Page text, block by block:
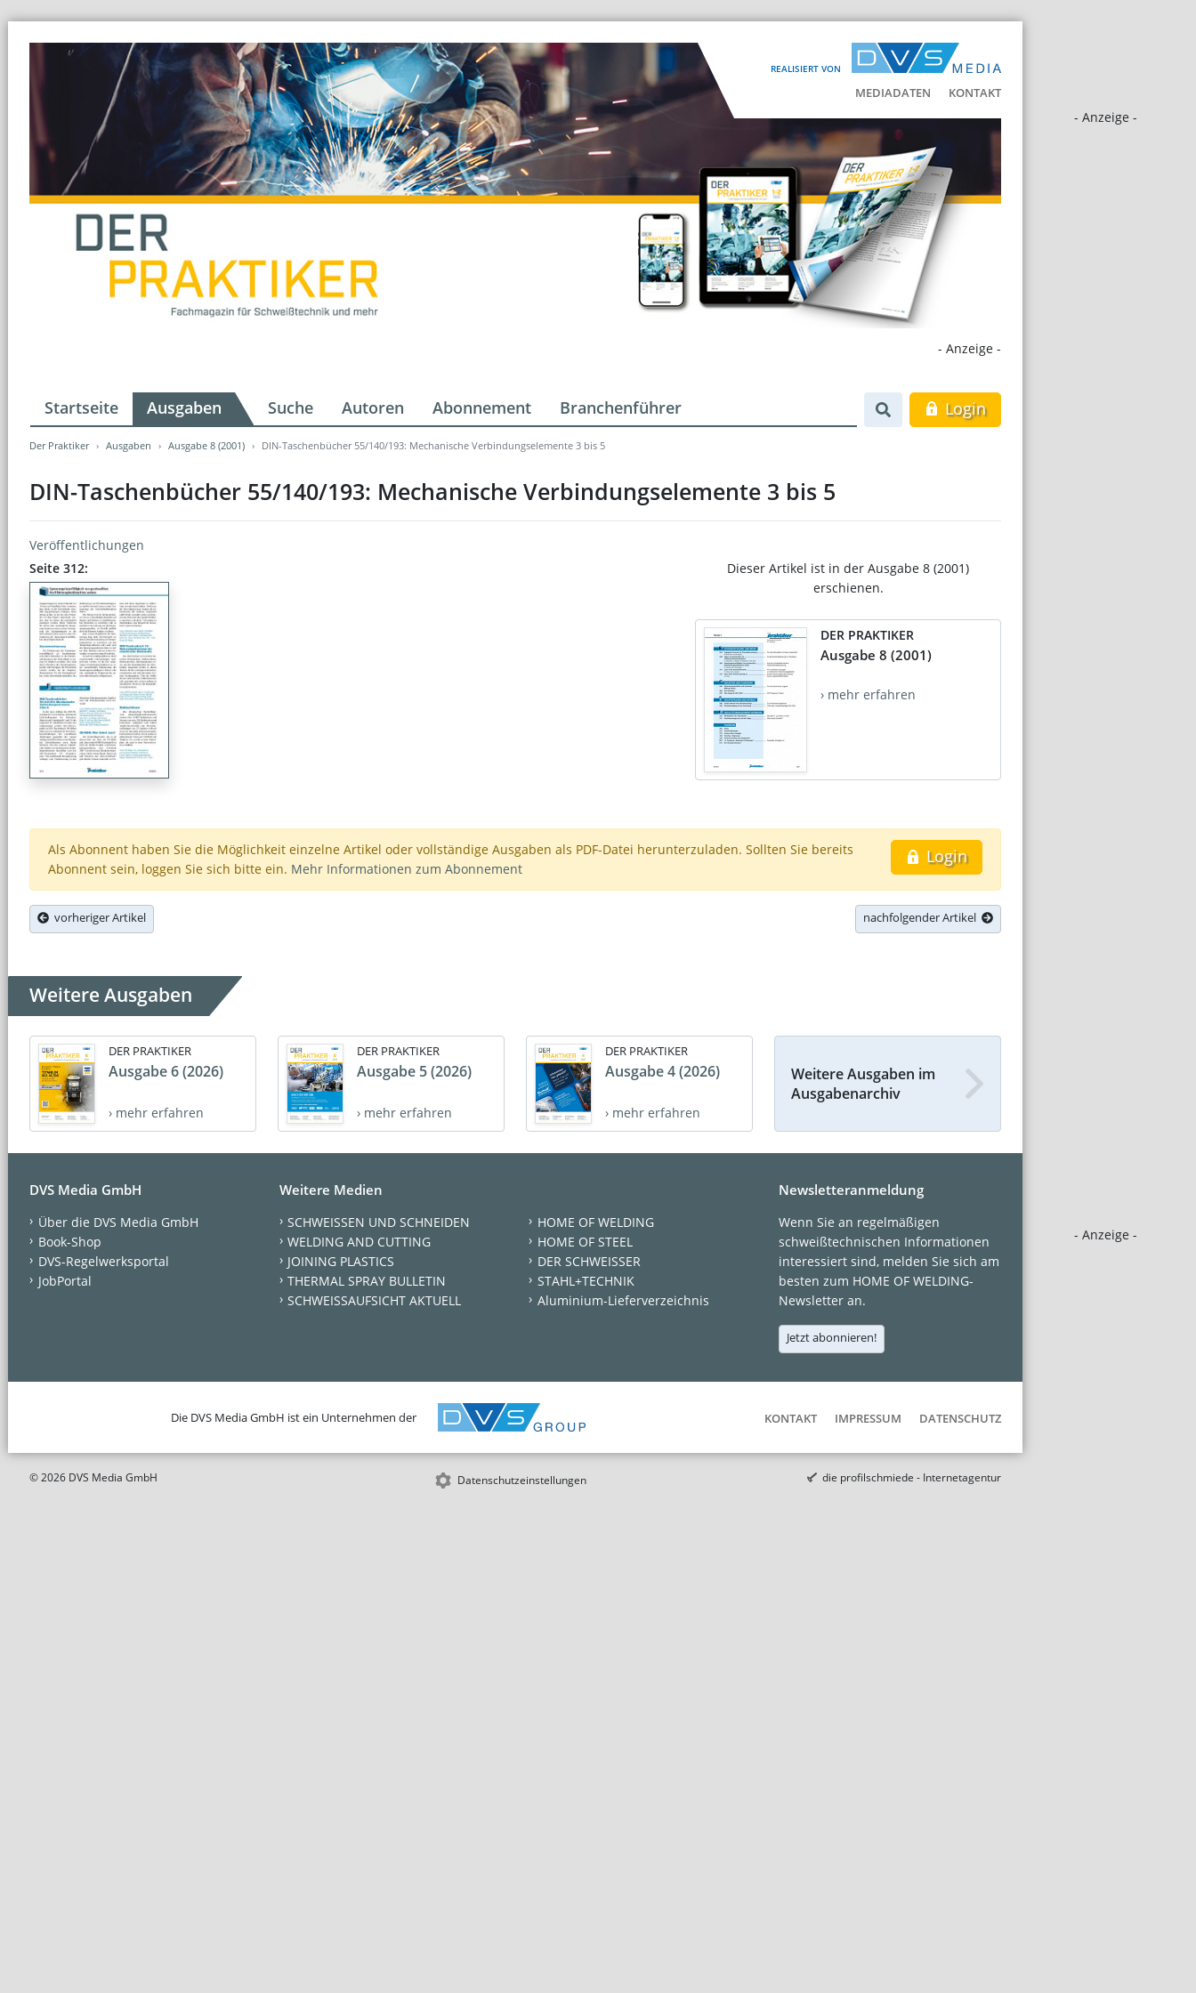
REALISIERT VON
MEDIADATEN KONTAKT
- Anzeige -
- Anzeige -
- Anzeige -
Startseite Ausgaben Suche Autoren Abonnement Branchenführer Login
Der Praktiker Ausgaben Ausgabe 8 (2001) DIN-Taschenbücher 55/140/193: Mechanische Verbindungselemente 3 bis 5
DIN-Taschenbücher 55/140/193: Mechanische Verbindungselemente 3 bis 5
Veröffentlichungen
Seite 312:
Dieser Artikel ist in der Ausgabe 8 (2001)
erschienen.
DER PRAKTIKER
Ausgabe 8 (2001)
› mehr erfahren
Login
Als Abonnent haben Sie die Möglichkeit einzelne Artikel oder vollständige Ausgaben als PDF-Datei herunterzuladen. Sollten Sie bereits
Abonnent sein, loggen Sie sich bitte ein. Mehr Informationen zum Abonnement
vorheriger Artikel nachfolgender Artikel
Weitere Ausgaben
DER PRAKTIKER
Ausgabe 6 (2026)
› mehr erfahren
DER PRAKTIKER
Ausgabe 5 (2026)
› mehr erfahren
DER PRAKTIKER
Ausgabe 4 (2026)
› mehr erfahren
Weitere Ausgaben im
Ausgabenarchiv
DVS Media GmbH
Über die DVS Media GmbH
Book-Shop
DVS-Regelwerksportal
JobPortal
Weitere Medien
SCHWEISSEN UND SCHNEIDEN
WELDING AND CUTTING
JOINING PLASTICS
THERMAL SPRAY BULLETIN
SCHWEISSAUFSICHT AKTUELL
HOME OF WELDING
HOME OF STEEL
DER SCHWEISSER
STAHL+TECHNIK
Aluminium-Lieferverzeichnis
Newsletteranmeldung
Wenn Sie an regelmäßigen
schweißtechnischen Informationen
interessiert sind, melden Sie sich am
besten zum HOME OF WELDING-
Newsletter an.
Jetzt abonnieren!
Die DVS Media GmbH ist ein Unternehmen der KONTAKT IMPRESSUM DATENSCHUTZ
© 2026 DVS Media GmbH Datenschutzeinstellungen die profilschmiede - Internetagentur